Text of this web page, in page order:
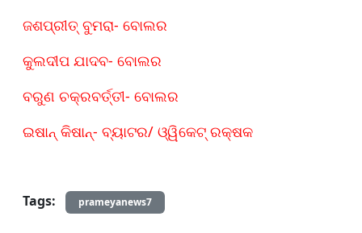
ଜଶପ୍ରୀତ୍ ବୁମରା- ବୋଲର
କୁଲଦୀପ ଯାଦବ- ବୋଲର​​​​​​​
ବରୁଣ ଚକ୍ରବର୍ତ୍ତୀ- ବୋଲର
ଇଷାନ୍‌ କିଷାନ୍‌- ବ୍ୟାଟର/ ଓ୍ୱିକେଟ୍‌ ରକ୍ଷକ
Tags: prameyanews7